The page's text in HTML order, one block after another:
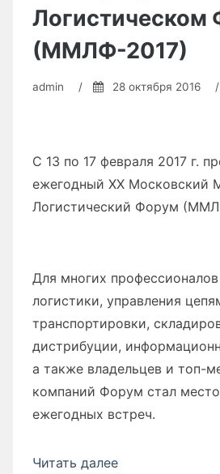
Логистическом
(ММЛФ-2017)
admin / 28 октября 2016 /
С 13 по 17 февраля 2017 г.
ежегодный XX Московский
Логистический Форум
Для многих
логистики, управления
транспортировки,
дистрибуции,
а также владельцев и топ-
компаний Форум стал
ежегодных встреч.
Читать далее